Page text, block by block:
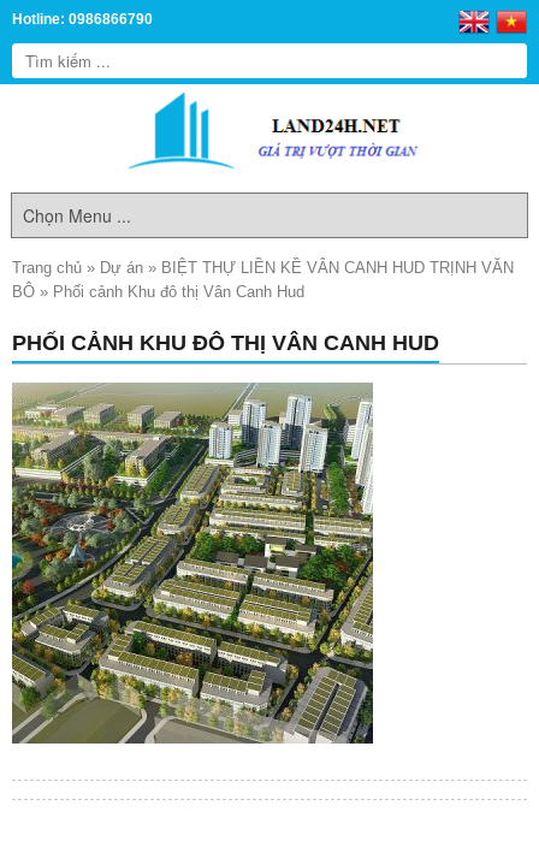
Hotline: 0986866790
Trang chủ » Dự án » BIỆT THỰ LIỀN KỀ VÂN CANH HUD TRỊNH VĂN
BÔ » Phối cảnh Khu đô thị Vân Canh Hud
PHỐI CẢNH KHU ĐÔ THỊ VÂN CANH HUD